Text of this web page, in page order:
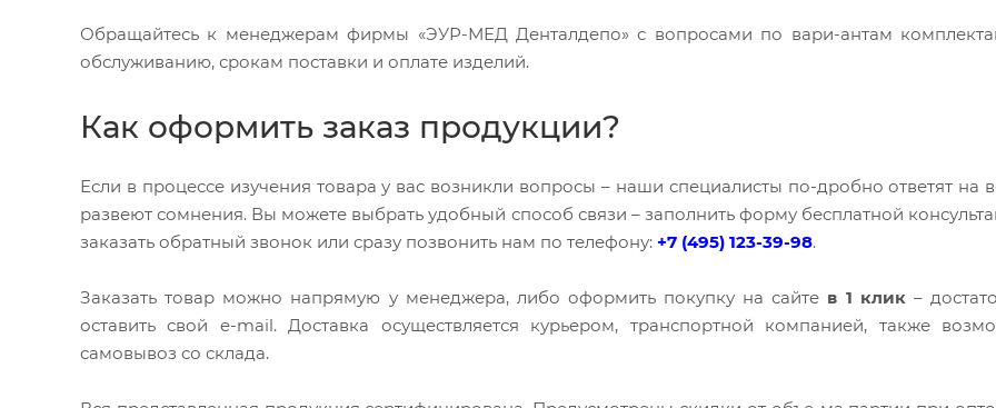
Обращайтесь к менеджерам фирмы «ЭУР-МЕД Денталдепо» с вопросами по вари-антам
обслуживанию, срокам поставки и оплате изделий.
Как оформить заказ продукции?
Если в процессе изучения товара у вас возникли вопросы – наши специалисты по-дробно ответят на
развеют сомнения. Вы можете выбрать удобный способ связи – заполнить форму бесплатной
заказать обратный звонок или сразу позвонить нам по телефону: +7 (495) 123-39-98.
Заказать товар можно напрямую у менеджера, либо оформить покупку на сайте в 1 клик–
оставить свой e-mail. Доставка осуществляется курьером, транспортной компанией, также
самовывоз со склада.